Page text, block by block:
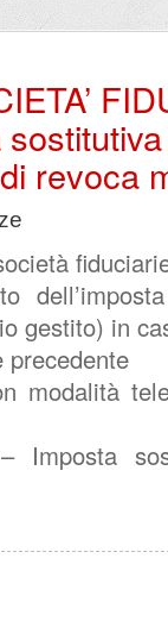
revoca
gestito) in
precedente
modalità
Imposta